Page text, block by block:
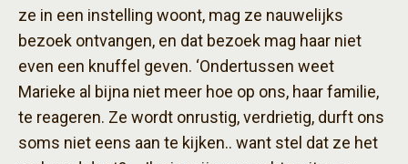
ze in een instelling woont, mag ze nauwelijks
bezoek ontvangen, en dat bezoek mag haar niet
even een knuffel geven. ‘Ondertussen weet
Marieke al bijna niet meer hoe op ons, haar familie,
te reageren. Ze wordt onrustig, verdrietig, durft ons
soms niet eens aan te kijken.. want stel dat ze het